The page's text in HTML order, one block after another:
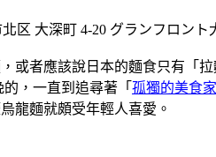
区 大深町 4-20 グランフロント
或者應該說日本的麵食只有「
，一直到追尋著「 孤獨的美食家
龍麵就頗受年輕人喜愛。